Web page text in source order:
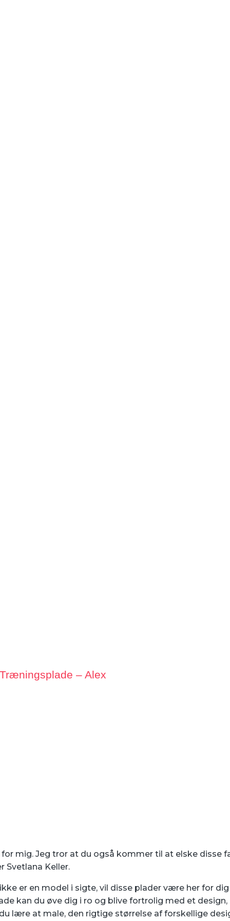
– Alex
for mig. Jeg tror at ​​du også kommer til at elske
Svetlana Keller.
er en model i sigte, vil disse plader være her for
kan du øve dig i ro og blive fortrolig med et
lære at male, den rigtige størrelse af forskellige